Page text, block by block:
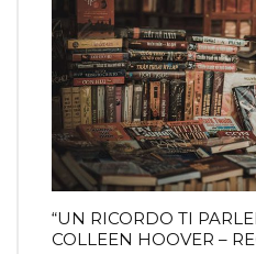
“UN RICORDO TI
COLLEEN HOOVER –